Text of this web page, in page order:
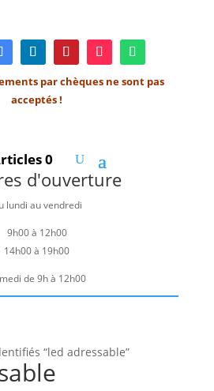
par chèques ne sont pas
acceptés !
0
d'ouverture
lundi au vendredi
9h00 à 12h00
14h00 à 19h00
de 9h à 12h00
“led adressable”